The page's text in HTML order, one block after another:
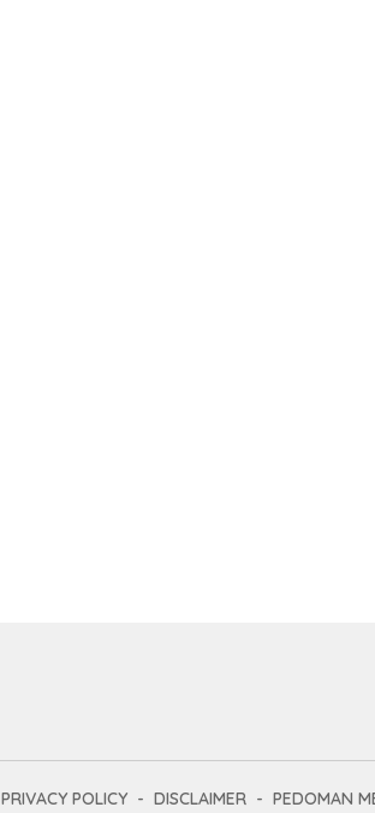
PRIVACY POLICY DISCLAIMER PEDOMAN